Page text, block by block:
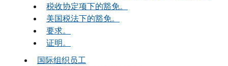
税收协定项下的豁免。
美国税法下的豁免。
要求。
证明。
国际组织员工